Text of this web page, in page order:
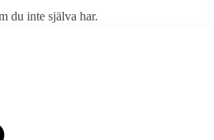
du inte själva har.